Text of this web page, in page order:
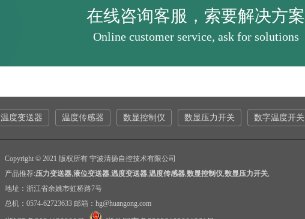
在线咨询客服，索要解决方案
Online customer service, ask for solutions
温度变送器 温度传感器 数显控制仪 数显压力开关 数字温度开关
Copyright © 2021 版权所有 宁波清扬自控技术有限公司
产品推荐:压力变送器,液位变送器,温度变送器,温度传感器,数显控制仪,数显压力开关,
地址：浙江省余姚市虹桥路7号
总机：0574-62723633 邮箱：hg@huangong.com